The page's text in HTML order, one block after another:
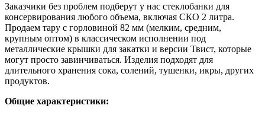
Заказчики без проблем подберут у нас стеклобанки для
консервирования любого объема, включая СКО 2 литра.
Продаем тару с горловиной 82 мм (мелким, средним,
крупным оптом) в классическом исполнении под
металлические крышки для закатки и версии Твист, которые
могут просто завинчиваться. Изделия подходят для
длительного хранения сока, солений, тушенки, икры, других
продуктов.
Общие характеристики: